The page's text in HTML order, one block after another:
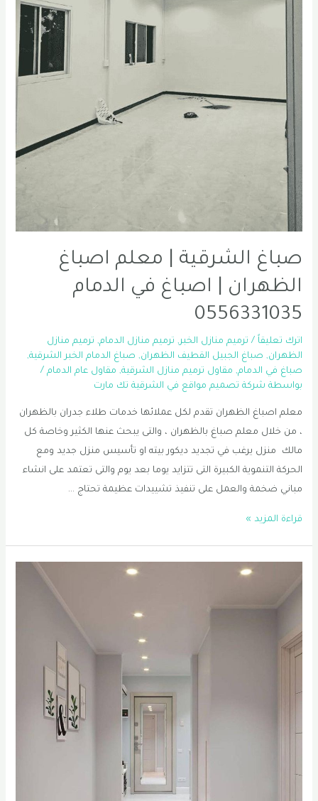
صباغ الشرقية | معلم اصباغ
الظهران | اصباغ في الدمام
0556331035
اترك تعليقاً / ترميم منازل الخبر, ترميم منازل الدمام, ترميم منازل
الظهران, صباغ الجبيل القطيف الظهران, صباغ الدمام الخبر الشرقية,
صباغ في الدمام, مقاول ترميم منازل الشرقية, مقاول عام الدمام /
بواسطة شركة تصميم مواقع في الشرقية تك مارت
معلم اصباغ الظهران تقدم لكل عملائها خدمات طلاء جدران بالظهران
، من خلال معلم صباغ بالظهران ، والتى يبحث عنها الكثير وخاصة كل
مالك منزل يرغب في تجديد ديكور بيته او تأسيس منزل جديد ومع
الحركة التنموية الكبيرة التى تتزايد يوما بعد يوم والتى تعتمد على انشاء
مباني ضخمة والعمل على تنفيذ تشييدات عظيمة تحتاج …
صباغ
اصباغ
|
اصباغ
الدمام
قراءة المزيد »